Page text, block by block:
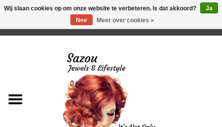
Just for Him
Wij slaan cookies op om onze website te verbeteren. Is dat akkoord?
Ja
Nee
Meer over cookies »